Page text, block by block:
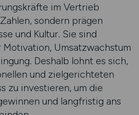
im Vertrieb
sondern prägen
und Kultur. Sie sind
Umsatzwachstum
Deshalb lohnt es sich,
und zielgerichteten
zu investieren, um die
und langfristig ans